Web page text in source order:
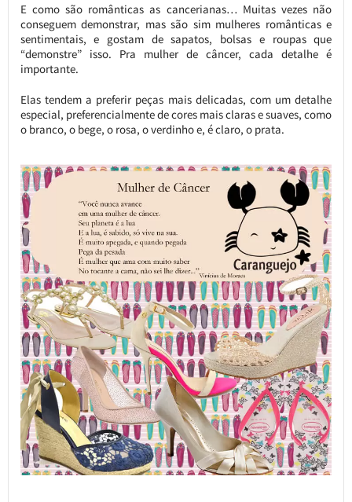
E como são românticas as cancerianas… Muitas vezes não
conseguem demonstrar, mas são sim mulheres românticas e
sentimentais, e gostam de sapatos, bolsas e roupas que
“demonstre” isso. Pra mulher de câncer, cada detalhe é
importante.
Elas tendem a preferir peças mais delicadas, com um detalhe
especial, preferencialmente de cores mais claras e suaves, como
o branco, o bege, o rosa, o verdinho e, é claro, o prata.